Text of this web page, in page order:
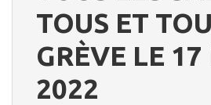
TOUS ET
GRÈVE LE
2022